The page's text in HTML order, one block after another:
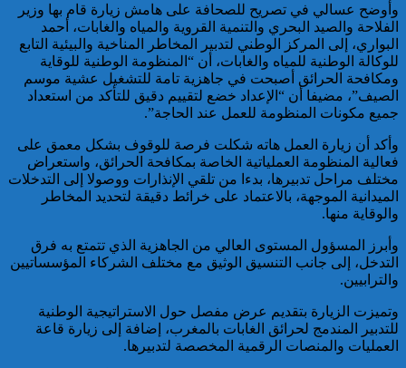
موظف أمن يتقدم بشكاية لدى
الوكيل العام للملك بمحكمة
الاستئناف بالدار البيضاء على
خلفية ادعاءات وهمية وجرائم
مزعومة نسبها له حساب على
خبير: “البيعة الإلكترونية” تكشف
تحول الإرهاب الرقمي بعد تفكيك
خلية داعشية بتطوان
كاريكاتير
وأوضح عسالي في تصريح للصحافة على هامش زيارة قام بها وزير
الفلاحة والصيد البحري والتنمية القروية والمياه والغابات، أحمد
البواري، إلى المركز الوطني لتدبير المخاطر المناخية والبيئية التابع
للوكالة الوطنية للمياه والغابات، أن “المنظومة الوطنية للوقاية
ومكافحة الحرائق أصبحت في جاهزية تامة للتشغيل عشية موسم
الصيف”، مضيفا أن “الإعداد خضع لتقييم دقيق للتأكد من استعداد
جميع مكونات المنظومة للعمل عند الحاجة”.
وأكد أن زيارة العمل هاته شكلت فرصة للوقوف بشكل معمق على
فعالية المنظومة العملياتية الخاصة بمكافحة الحرائق، واستعراض
مختلف مراحل تدبيرها، بدءا من تلقي الإنذارات ووصولا إلى التدخلات
الميدانية الموجهة، بالاعتماد على خرائط دقيقة لتحديد المخاطر
والوقاية منها.
وأبرز المسؤول المستوى العالي من الجاهزية الذي تتمتع به فرق
التدخل، إلى جانب التنسيق الوثيق مع مختلف الشركاء المؤسساتيين
والترابيين.
وتميزت الزيارة بتقديم عرض مفصل حول الاستراتيجية الوطنية
للتدبير المندمج لحرائق الغابات بالمغرب، إضافة إلى زيارة قاعة
العمليات والمنصات الرقمية المخصصة لتدبيرها.